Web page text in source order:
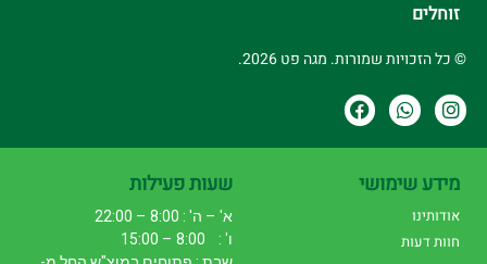
זוחלים
© כל הזכויות שמורות. מגה פט 2026.
מידע שימושי
אודותינו
חוות דעות
שעות פעילות
א' – ה' : 8:00 – 22:00
ו' : 8:00 – 15:00